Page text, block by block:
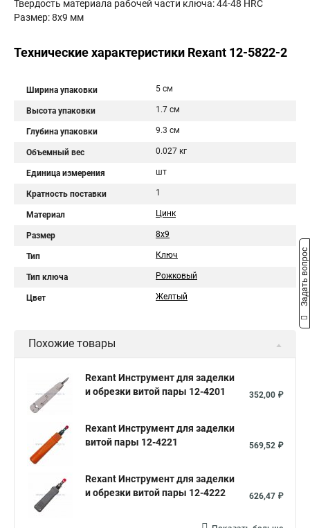
Твердость материала рабочей части ключа: 44-48 HRC
Размер: 8х9 мм
Технические характеристики Rexant 12-5822-2
Ширина упаковки 5 см
Высота упаковки 1.7 см
Глубина упаковки 9.3 см
Объемный вес 0.027 кг
Единица измерения шт
Кратность поставки 1
Материал Цинк
Размер 8х9
Тип Ключ
Тип ключа Рожковый
Цвет Желтый
Похожие товары
Rexant Инструмент для заделки
и обрезки витой пары 12-4201
352,00 ₽
Rexant Инструмент для заделки
витой пары 12-4221
569,52 ₽
Rexant Инструмент для заделки
и обрезки витой пары 12-4222
626,47 ₽
Задать вопрос